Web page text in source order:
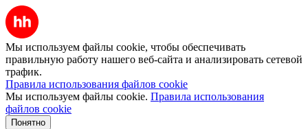
Мы используем файлы cookie, чтобы обеспечивать
правильную работу нашего веб-сайта и анализировать сетевой
трафик.
Правила использования файлов cookie
Мы используем файлы cookie. Правила использования
файлов cookie
Понятно